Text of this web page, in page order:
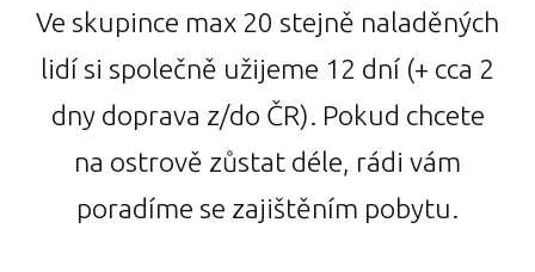
Ve skupince max 20 stejně naladěných
lidí si společně užijeme 12 dní (+ cca 2
dny doprava z/do ČR). Pokud chcete
na ostrově zůstat déle, rádi vám
poradíme se zajištěním pobytu.